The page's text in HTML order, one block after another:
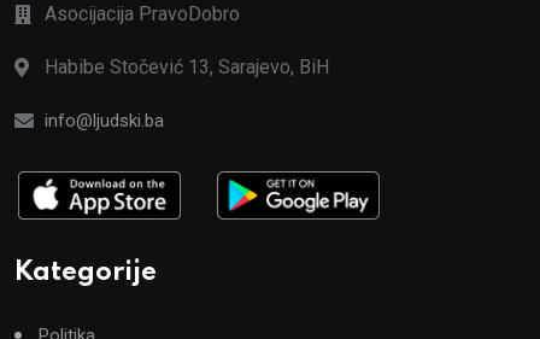
Asocijacija PravoDobro
Habibe Stočević 13, Sarajevo, BiH
info@ljudski.ba
Kategorije